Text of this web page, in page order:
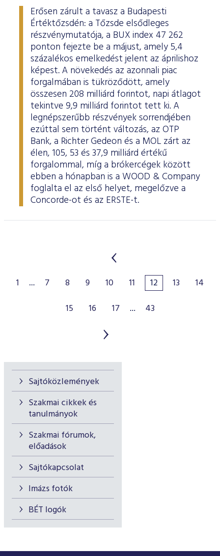
Sajtóközlemények
Szakmai cikkek és
tanulmányok
Szakmai fórumok,
előadások
Sajtókapcsolat
Imázs fotók
BÉT logók
Erősen zárult a tavasz a Budapesti
Értéktőzsdén: a Tőzsde elsődleges
részvénymutatója, a BUX index 47 262
ponton fejezte be a májust, amely 5,4
százalékos emelkedést jelent az áprilishoz
képest. A növekedés az azonnali piac
forgalmában is tükröződött, amely
összesen 208 milliárd forintot, napi átlagot
tekintve 9,9 milliárd forintot tett ki. A
legnépszerűbb részvények sorrendjében
ezúttal sem történt változás, az OTP
Bank, a Richter Gedeon és a MOL zárt az
élen, 105, 53 és 37,9 milliárd értékű
forgalommal, míg a brókercégek között
ebben a hónapban is a WOOD & Company
foglalta el az első helyet, megelőzve a
Concorde-ot és az ERSTE-t.
1 ... 7 8 9 10 11 12 13
14
15
16 17 ... 43